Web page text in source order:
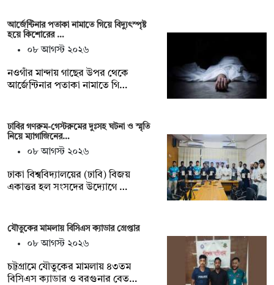
আর্জেন্টিনার পতাকা নামাতে গিয়ে বিদ্যুৎস্পৃষ্ট
হয়ে কিশোরের …
০৮ আগস্ট ২০২৬
নওগাঁর মান্দায় গাছের উপর থেকে
আর্জেন্টিনার পতাকা নামাতে গি…
ঢাবির গণরুম-গেস্টরুমের দুঃসহ ঘটনা ও স্মৃতি
নিয়ে ম্যাগাজিনের…
০৮ আগস্ট ২০২৬
ঢাকা বিশ্ববিদ্যালয়ের (ঢাবি) বিজয়
একাত্তর হল সংসদের উদ্যোগে …
যৌতুকের মামলায় বিসিএস ক্যাডার গ্রেপ্তার
০৮ আগস্ট ২০২৬
চট্টগ্রামে যৌতুকের মামলায় ৪৩তম
বিসিএস ক্যাডার ও বরগুনার বেত…